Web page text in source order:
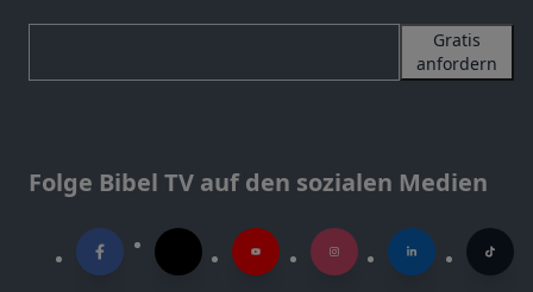
Gratis
anfordern
Folge Bibel TV auf den sozialen Medien